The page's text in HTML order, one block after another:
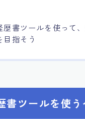
歴書ツールを使って
指そう
書ツールを使う